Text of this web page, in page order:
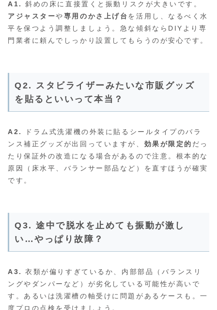
A1.
斜めの床に直接置くと振動リスクが大きいです。
アジャスターや専用のかさ上げ台 を活用し、なるべく水
平を保つよう調整しましょう。急な傾斜ならDIYより専
門業者に頼んでしっかり設置してもらうのが安心です。
Q2. スタビライザーみたいな市販グッズ
を貼るといいって本当？
A2.
ドラム式洗濯機の外装に貼るシールタイプのバラ
ンス補正グッズが出回っていますが、 効果が限定的 だっ
たり保証外の改造になる場合があるので注意。根本的な
原因（床水平、バランサー部品など）を直すほうが確実
です。
Q3. 途中で脱水を止めても振動が激し
い…やっぱり故障？
A3.
衣類が偏りすぎているか、内部部品（バランスリ
ングやダンパーなど）が劣化している可能性が高いで
す。あるいは洗濯槽の軸受けに問題があるケースも。一
度プロの点検を受けましょう。